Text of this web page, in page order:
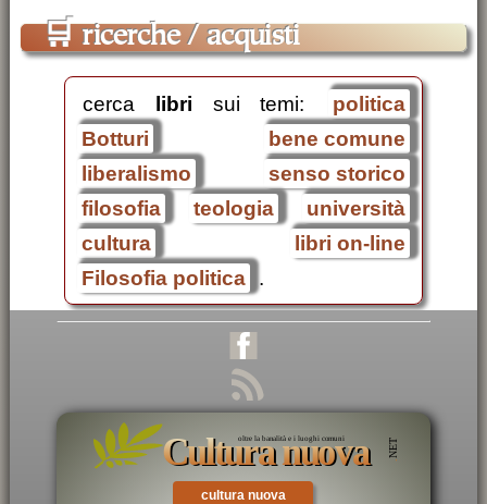
🛒 ricerche / acquisti
cerca libri sui temi:
politica
Botturi
bene comune
liberalismo
senso storico
filosofia
teologia
università
cultura
libri on-line
Filosofia politica .
cultura nuova